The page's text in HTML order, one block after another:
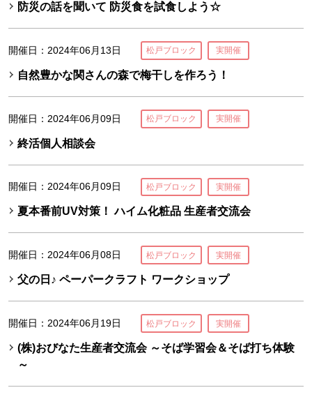
防災の話を聞いて 防災食を試食しよう☆
開催日：2024年06月13日 松戸ブロック 実開催
自然豊かな関さんの森で梅干しを作ろう！
開催日：2024年06月09日 松戸ブロック 実開催
終活個人相談会
開催日：2024年06月09日 松戸ブロック 実開催
夏本番前UV対策！ ハイム化粧品 生産者交流会
開催日：2024年06月08日 松戸ブロック 実開催
父の日♪ ペーパークラフト ワークショップ
開催日：2024年06月19日 松戸ブロック 実開催
(株)おびなた生産者交流会 ～そば学習会＆そば打ち体験
～